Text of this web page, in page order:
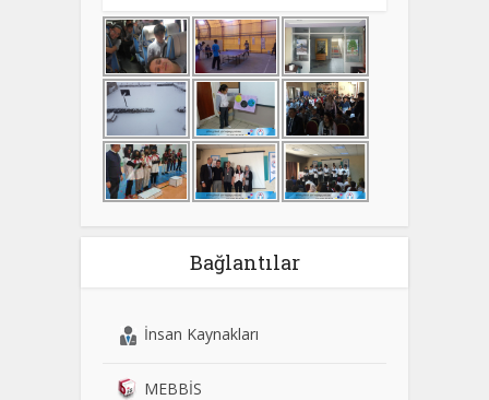
Bağlantılar
İnsan Kaynakları
MEBBİS